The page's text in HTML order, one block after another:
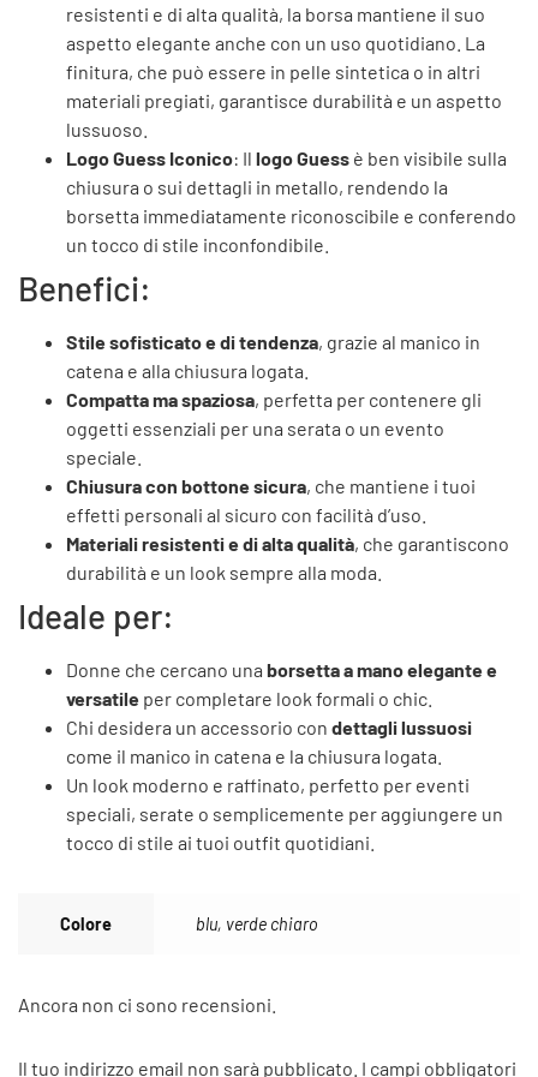
resistenti e di alta qualità, la borsa mantiene il suo
aspetto elegante anche con un uso quotidiano. La
finitura, che può essere in pelle sintetica o in altri
materiali pregiati, garantisce durabilità e un aspetto
lussuoso.
Logo Guess Iconico: Il logo Guess è ben visibile sulla
chiusura o sui dettagli in metallo, rendendo la
borsetta immediatamente riconoscibile e conferendo
un tocco di stile inconfondibile.
Benefici:
Stile sofisticato e di tendenza, grazie al manico in
catena e alla chiusura logata.
Compatta ma spaziosa, perfetta per contenere gli
oggetti essenziali per una serata o un evento
speciale.
Chiusura con bottone sicura, che mantiene i tuoi
effetti personali al sicuro con facilità d’uso.
Materiali resistenti e di alta qualità, che garantiscono
durabilità e un look sempre alla moda.
Ideale per:
Donne che cercano una borsetta a mano elegante e
versatile per completare look formali o chic.
Chi desidera un accessorio con dettagli lussuosi
come il manico in catena e la chiusura logata.
Un look moderno e raffinato, perfetto per eventi
speciali, serate o semplicemente per aggiungere un
tocco di stile ai tuoi outfit quotidiani.
Colore blu, verde chiaro
Ancora non ci sono recensioni.
Il tuo indirizzo email non sarà pubblicato. I campi obbligatori